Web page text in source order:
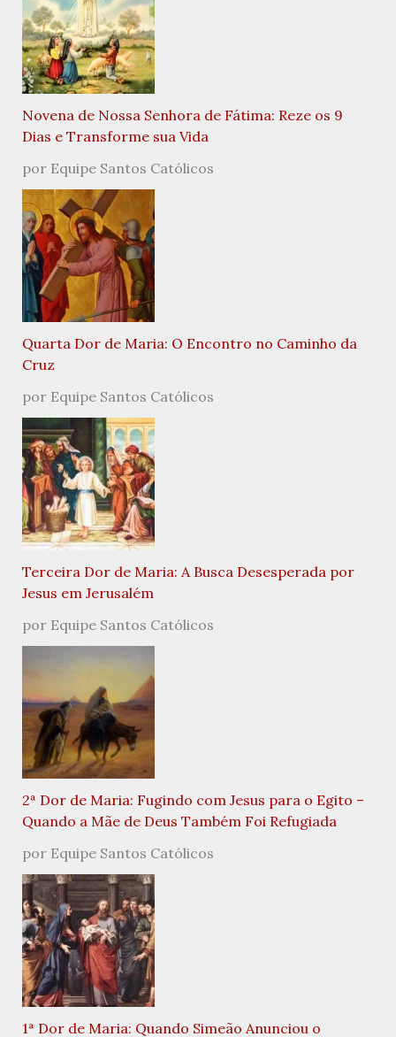
Novena de Nossa Senhora de Fátima: Reze os 9
Dias e Transforme sua Vida
por Equipe Santos Católicos
Quarta Dor de Maria: O Encontro no Caminho da
Cruz
por Equipe Santos Católicos
Terceira Dor de Maria: A Busca Desesperada por
Jesus em Jerusalém
por Equipe Santos Católicos
2ª Dor de Maria: Fugindo com Jesus para o Egito –
Quando a Mãe de Deus Também Foi Refugiada
por Equipe Santos Católicos
1ª Dor de Maria: Quando Simeão Anunciou o